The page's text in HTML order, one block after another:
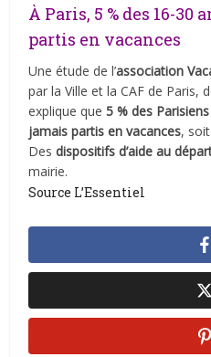
À Paris, 5 % des 16-30
partis en vacances
Une étude de l’association
par la Ville et la CAF de Paris,
explique que5 % des
jamais partis en vacances, soit
Desdispositifs d’aide au
mairie.
Source L’Essentiel